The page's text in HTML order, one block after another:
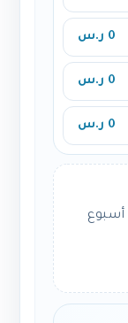
0 ر.س
0 ر.س
0 ر.س